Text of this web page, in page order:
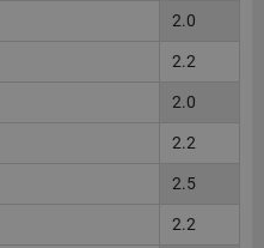
2.0
2.2
2.0
2.2
2.5
2.2